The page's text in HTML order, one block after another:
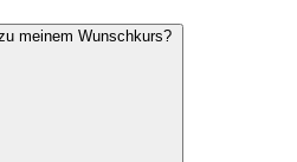
meinem Wunschkurs?